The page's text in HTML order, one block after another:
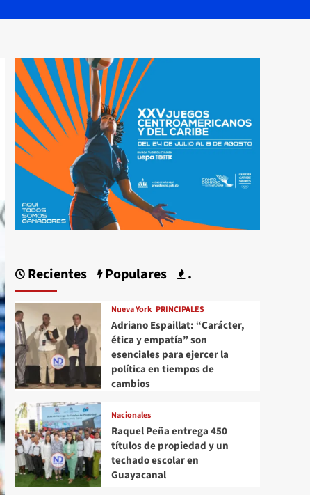
Recientes Populares .
Nueva York PRINCIPALES
Adriano Espaillat: “Carácter,
ética y empatía” son
esenciales para ejercer la
política en tiempos de
cambios
Nacionales
Raquel Peña entrega 450
títulos de propiedad y un
techado escolar en
Guayacanal